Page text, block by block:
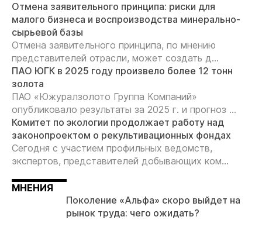
Отмена заявительного принципа: риски для
малого бизнеса и воспроизводства минерально-
сырьевой базы
Отмена заявительного принципа, по мнению
представителей отрасли, может создать д...
ПАО ЮГК в 2025 году произвело более 12 тонн
золота
ПАО «Южуралзолото Группа Компаний»
опубликовало результаты за 2025 г. и прогноз ...
Комитет по экологии продолжает работу над
законопроектом о рекультивационных фондах
Сегодня с участием профильных ведомств,
экспертов, представителей добывающих ком...
МНЕНИЯ
Поколение «Альфа» скоро выйдет на
рынок труда: чего ожидать?